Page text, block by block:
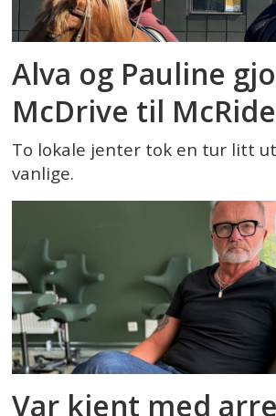
Alva og Pauline
McDrive til McRide
To lokale jenter tok en tur litt
vanlige.
Var kjent med